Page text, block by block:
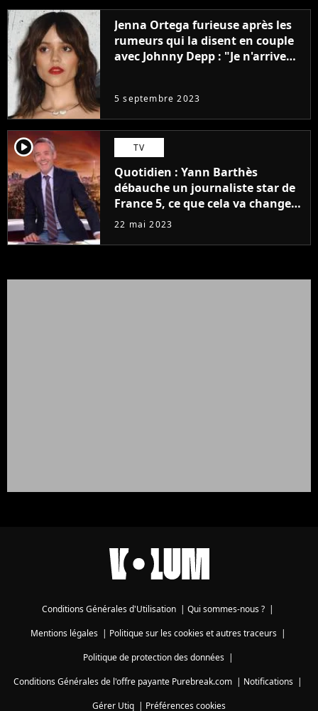
Jenna Ortega furieuse après les
rumeurs qui la disent en couple
avec Johnny Depp : "Je n'arrive
5 septembre 2023
player2 TV
Quotidien : Yann Barthès
débauche un journaliste star de
France 5, ce que cela va changer
à la rentrée
22 mai 2023
Conditions Générales d'Utilisation Qui sommes-nous ?
Mentions légales| Politique sur les cookies et autres traceurs|
Politique de protection des données|
Conditions Générales de l'offre payante Purebreak.com
Notifications
Gérer Utiq
Préférences cookies